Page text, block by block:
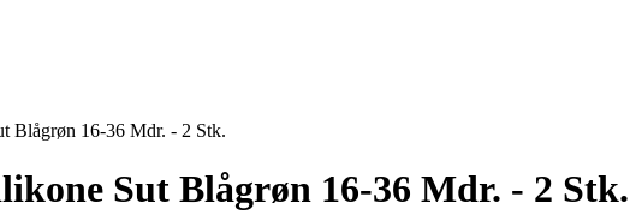
Blågrøn 16-36 Mdr. - 2 Stk.
Sut Blågrøn 16-36 Mdr. - 2 Stk.